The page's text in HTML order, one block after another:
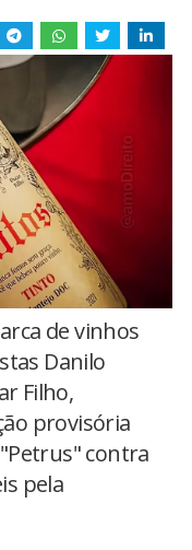
de vinhos
Danilo
Filho,
provisória
contra
pela